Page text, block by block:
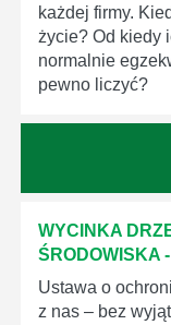
każdej firmy.
życie? Od kiedy
normalnie
pewno liczyć?
WYCINKA
ŚRODOWISKA
Ustawa o
z nas – bez